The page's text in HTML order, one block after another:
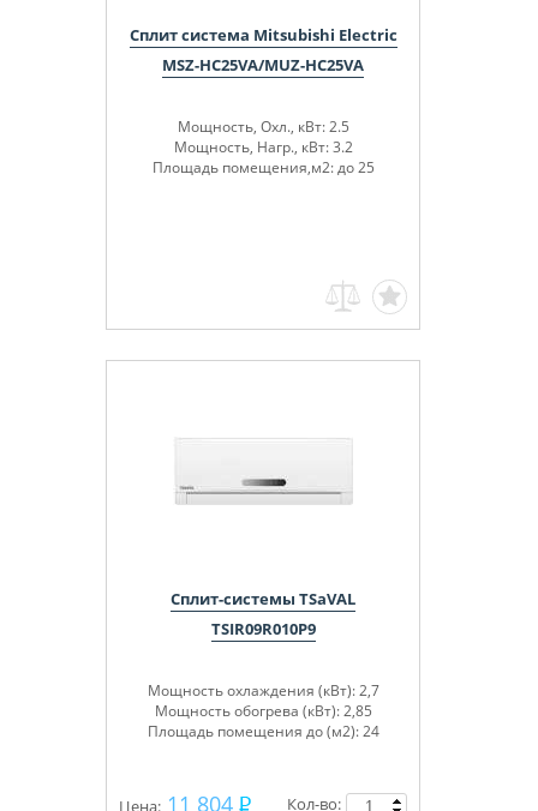
Сплит система Mitsubishi Electric
MSZ-HC25VA/MUZ-HC25VA
Мощность, Охл., кВт: 2.5
Мощность, Нагр., кВт: 3.2
Площадь помещения,м2: до 25
Сплит-системы TSaVAL
TSIR09R010P9
Мощность охлаждения (кВт):2,7
Мощность обогрева (кВт):2,85
Площадь помещения до (м2):24
Цена: 11 804 Кол-во: